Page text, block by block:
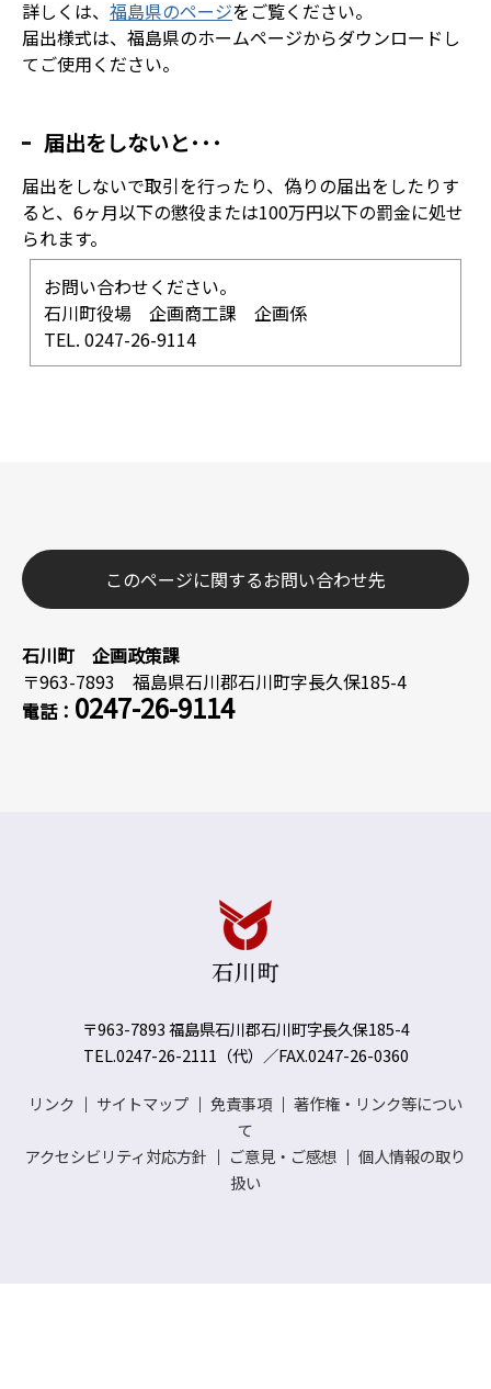
詳しくは、 福島県のページをご覧ください。
届出様式は、福島県のホームページからダウンロードし
てご使用ください。
届出をしないと･･･
届出をしないで取引を行ったり、偽りの届出をしたりす
ると、6ヶ月以下の懲役または100万円以下の罰金に処せ
られます。
お問い合わせください。
石川町役場 企画商工課 企画係
TEL. 0247-26-9114
このページに関するお問い合わせ先
石川町 企画政策課
〒963-7893 福島県石川郡石川町字長久保185-4
電話： 0247-26-9114
〒963-7893 福島県石川郡石川町字長久保185-4
TEL.0247-26-2111（代）／FAX.0247-26-0360
リンク ｜ サイトマップ ｜ 免責事項 ｜ 著作権・リンク等につい
て
アクセシビリティ対応方針 ｜ ご意見・ご感想 ｜ 個人情報の取り
扱い